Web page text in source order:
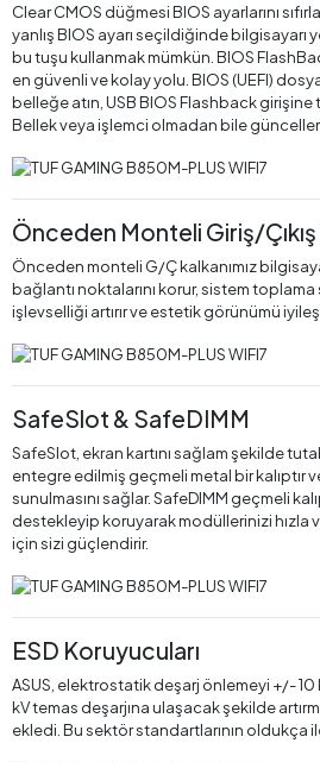
Clear CMOS düğmesi BIOS ayarlarını
yanlış BIOS ayarı seçildiğinde
bu tuşu kullanmak mümkün. BIOS
en güvenli ve kolay yolu. BIOS (UEFI)
belleğe atın, USB BIOS Flashback girişine
Bellek veya işlemci olmadan bile
Önceden Monteli Giriş/Çıkış
Önceden monteli G/Ç kalkanımız
bağlantı noktalarını korur, sistem
işlevselliği artırır ve estetik görünümü
SafeSlot & SafeDIMM
SafeSlot, ekran kartını sağlam şekilde
entegre edilmiş geçmeli metal bir kalıptır
sunulmasını sağlar. SafeDIMM geçmeli
destekleyip koruyarak modüllerinizi hızla
için sizi güçlendirir.
ESD Koruyucuları
ASUS, elektrostatik deşarj önlemeyi +/- 10
kV temas deşarjına ulaşacak şekilde
ekledi. Bu sektör standartlarının oldukça